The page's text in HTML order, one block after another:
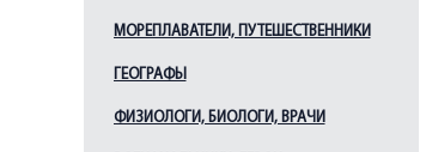
МОРЕПЛАВАТЕЛИ, ПУТЕШЕСТВЕННИКИ
ГЕОГРАФЫ
ФИЗИОЛОГИ, БИОЛОГИ, ВРАЧИ